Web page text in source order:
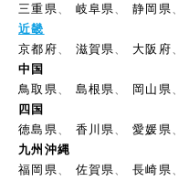
三重県
岐阜県 、静岡県
近畿
京都府
滋賀県 大阪府
中国
鳥取県
島根県 岡山県
四国
徳島県
香川県 、愛媛県
九州沖縄
福岡県
佐賀県 、長崎県